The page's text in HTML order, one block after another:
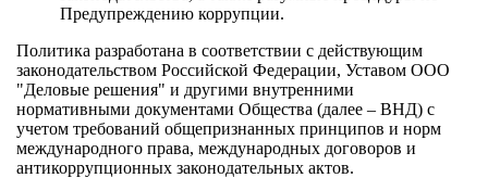
Предупреждению коррупции.
Политика разработана в соответствии с действующим
законодательством Российской Федерации, Уставом ООО
"Деловые решения" и другими внутренними
нормативными документами Общества (далее – ВНД) с
учетом требований общепризнанных принципов и норм
международного права, международных договоров и
антикоррупционных законодательных актов.